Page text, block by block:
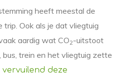
heeft meestal de
Ook als je dat vliegtuig
aardig wat CO2-uitstoot
bus, trein en het vliegtuig zette
vervuilend deze